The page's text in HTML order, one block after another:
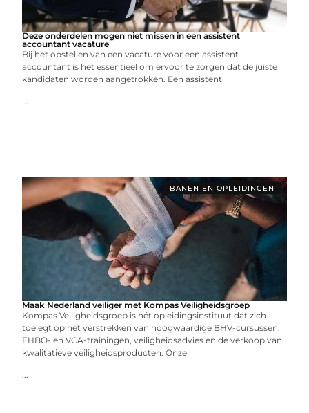
Deze onderdelen mogen niet missen in een assistent
accountant vacature
Bij het opstellen van een vacature voor een assistent
accountant is het essentieel om ervoor te zorgen dat de juiste
kandidaten worden aangetrokken. Een assistent
...
BANEN EN OPLEIDINGEN
Maak Nederland veiliger met Kompas Veiligheidsgroep
Kompas Veiligheidsgroep is hét opleidingsinstituut dat zich
toelegt op het verstrekken van hoogwaardige BHV-cursussen,
EHBO- en VCA-trainingen, veiligheidsadvies en de verkoop van
kwalitatieve veiligheidsproducten. Onze
...